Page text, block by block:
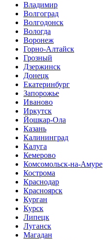
Владимир
Волгоград
Волгодонск
Вологда
Воронеж
Горно-Алтайск
Грозный
Дзержинск
Донецк
Екатеринбург
Запорожье
Иваново
Иркутск
Йошкар-Ола
Казань
Калининград
Калуга
Кемерово
Комсомольск-на-Амуре
Кострома
Краснодар
Красноярск
Курган
Курск
Липецк
Луганск
Магадан